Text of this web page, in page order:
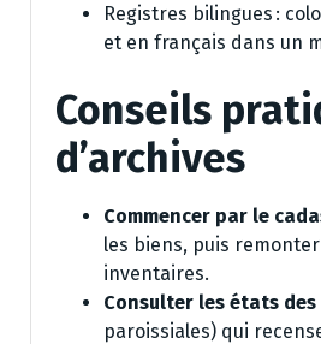
Registres bilingues :
et en français dans un
Conseils
d’archives
Commencer par le
les biens, puis
inventaires.
Consulter les états des
paroissiales) qui